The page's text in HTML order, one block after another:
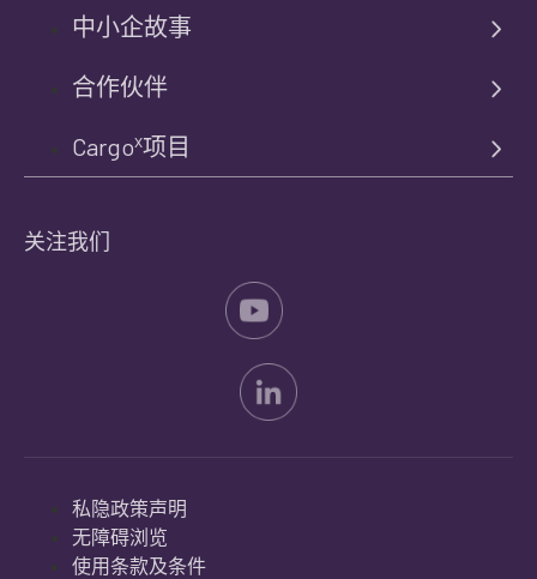
中小企故事
合作伙伴
Cargox项目
关注我们
私隐政策声明
无障碍浏览
使用条款及条件